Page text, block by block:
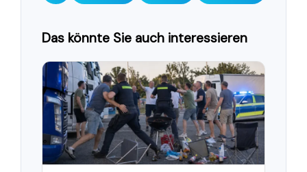
Das könnte Sie auch interessieren